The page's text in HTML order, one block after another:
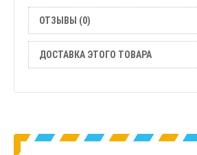
ОТЗЫВЫ (0)
ДОСТАВКА ЭТОГО ТОВАРА